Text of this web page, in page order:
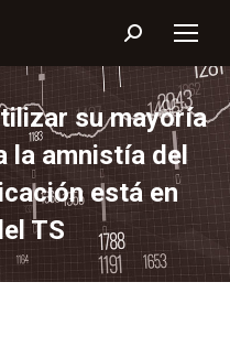
Buscar:
su mayoría
la amnistía del
está en
TS